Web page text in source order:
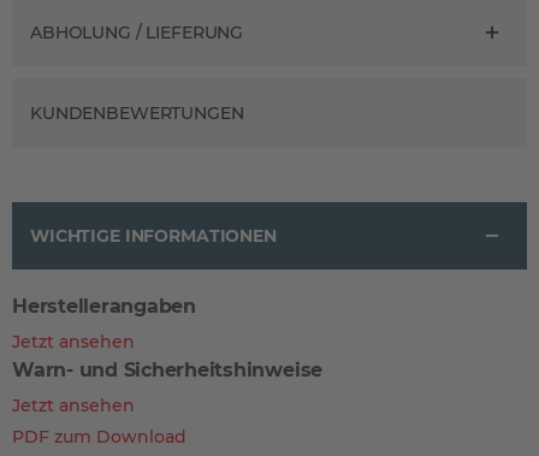
ABHOLUNG / LIEFERUNG
KUNDENBEWERTUNGEN
WICHTIGE INFORMATIONEN
Herstellerangaben
Jetzt ansehen
Warn- und Sicherheitshinweise
Jetzt ansehen
PDF zum Download